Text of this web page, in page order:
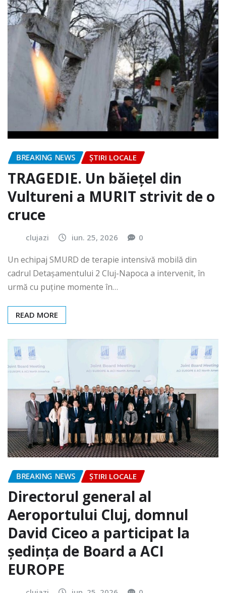
BREAKING NEWS ȘTIRI LOCALE
TRAGEDIE. Un băiețel din
Vultureni a MURIT strivit de o
cruce
clujazi iun. 25, 2026 0
Un echipaj SMURD de terapie intensivă mobilă din
cadrul Detașamentului 2 Cluj-Napoca a intervenit, în
urmă cu puține momente în…
READ MORE
BREAKING NEWS ȘTIRI LOCALE
Directorul general al
Aeroportului Cluj, domnul
David Ciceo a participat la
ședința de Board a ACI
EUROPE